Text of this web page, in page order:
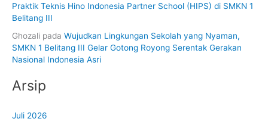
Praktik Teknis Hino Indonesia Partner School (HIPS) di SMKN 1
Belitang III
Ghozali pada Wujudkan Lingkungan Sekolah yang Nyaman,
SMKN 1 Belitang III Gelar Gotong Royong Serentak Gerakan
Nasional Indonesia Asri
Arsip
Juli 2026